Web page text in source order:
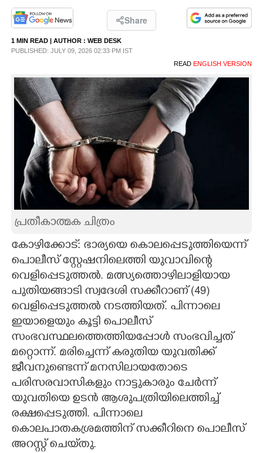
LIFESTYLE
INFO+
ASTRO
CARTOONS
LITERATURE
ZOOM
CONTACT US
Share
1 MIN READ | AUTHOR : WEB DESK
PUBLISHED: JULY 09, 2026 02:33 PM IST
READ ENGLISH VERSION
പ്രതീകാത്മക ചിത്രം
കോഴിക്കോട്: ഭാര്യയെ കൊലപ്പെടുത്തിയെന്ന്
പൊലീസ് സ്റ്റേഷനിലെത്തി യുവാവിന്റെ
വെളിപ്പെടുത്തൽ. മത്സ്യത്തൊഴിലാളിയായ
പുതിയങ്ങാടി സ്വദേശി സക്കീറാണ്‌ (49)
വെളിപ്പെടുത്തൽ നടത്തിയത്. പിന്നാലെ
ഇയാളെയും കൂട്ടി പൊലീസ്
സംഭവസ്ഥലത്തെത്തിയപ്പോൾ സംഭവിച്ചത്
മറ്റൊന്ന്. മരിച്ചെന്ന് കരുതിയ യുവതിക്ക്
ജീവനുണ്ടെന്ന് മനസിലായതോടെ
പരിസരവാസികളും നാട്ടുകാരും ചേർന്ന്
യുവതിയെ ഉടൻ ആശുപത്രിയിലെത്തിച്ച്
രക്ഷപ്പെടുത്തി. പിന്നാലെ
കൊലപാതകശ്രമത്തിന് സക്കീറിനെ പൊലീസ്
അറസ്റ്റ് ചെയ്‌തു.